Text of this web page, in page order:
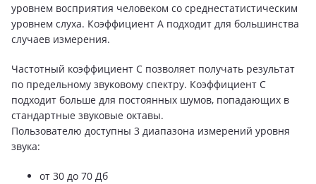
уровнем восприятия человеком со среднестатистическим
уровнем слуха. Коэффициент A подходит для большинства
случаев измерения.
Частотный коэффициент C позволяет получать результат
по предельному звуковому спектру. Коэффициент C
подходит больше для постоянных шумов, попадающих в
стандартные звуковые октавы.
Пользователю доступны 3 диапазона измерений уровня
звука:
от 30 до 70 Дб